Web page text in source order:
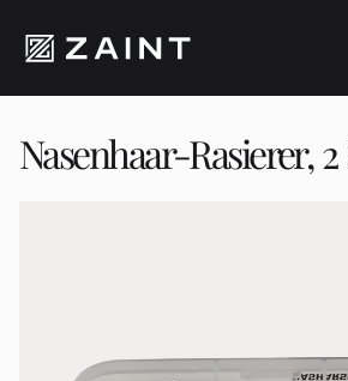
Nasenhaar-Rasierer,